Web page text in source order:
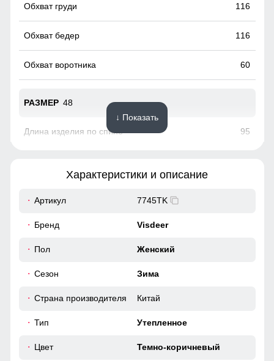
защитит вас от холода, но и сделает ваш образ
светских мероприятий. Привлекайте взгляды и ощущайте
к телу. Внутренний карман удобно подходит для
телефона, документов и разных мелочей!
116
116
60
48
95
↓ Показать
Характеристики и описание
Артикул 7745TK
Бренд Visdeer
Пол Женский
Сезон Зима
Страна производителя Китай
Тип Утепленное
Цвет Темно-коричневый